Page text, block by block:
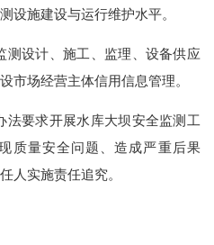
设施建设与运行维护水平。
设计、施工、监理、设备供应
市场经营主体信用信息管理。
要求开展水库大坝安全监测工
质量安全问题、造成严重后果
人实施责任追究。